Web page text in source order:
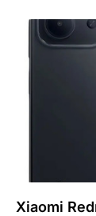
Xiaomi